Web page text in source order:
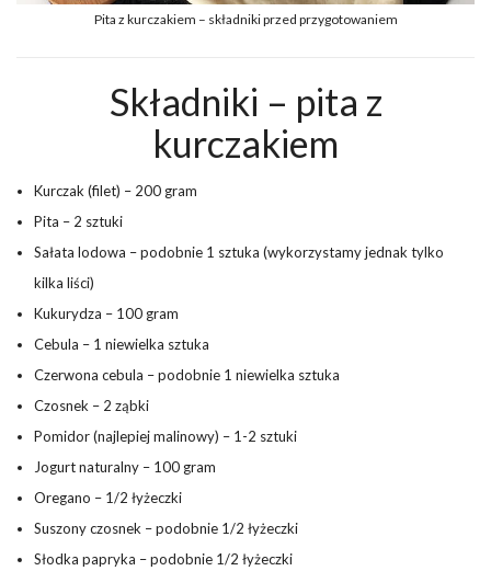
Pita z kurczakiem – składniki przed przygotowaniem
Składniki – pita z
kurczakiem
Kurczak (filet) – 200 gram
Pita – 2 sztuki
Sałata lodowa – podobnie 1 sztuka (wykorzystamy jednak tylko
kilka liści)
Kukurydza – 100 gram
Cebula – 1 niewielka sztuka
Czerwona cebula – podobnie 1 niewielka sztuka
Czosnek – 2 ząbki
Pomidor (najlepiej malinowy) – 1-2 sztuki
Jogurt naturalny – 100 gram
Oregano – 1/2 łyżeczki
Suszony czosnek – podobnie 1/2 łyżeczki
Słodka papryka – podobnie 1/2 łyżeczki